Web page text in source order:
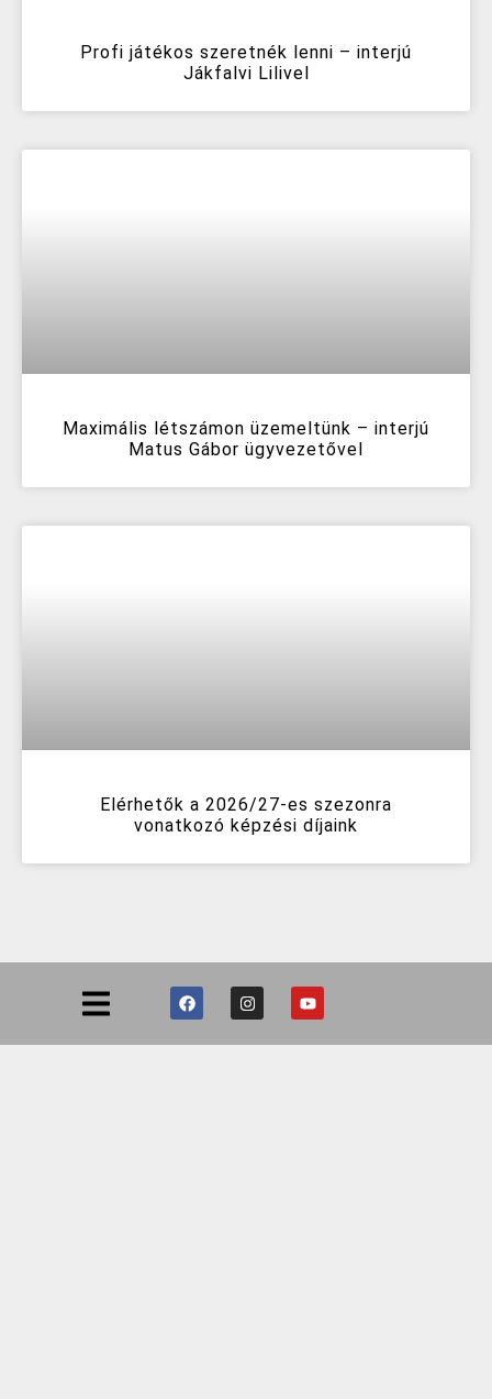
Profi játékos szeretnék lenni – interjú
Jákfalvi Lilivel
Maximális létszámon üzemeltünk – interjú
Matus Gábor ügyvezetővel
Elérhetők a 2026/27-es szezonra
vonatkozó képzési díjaink